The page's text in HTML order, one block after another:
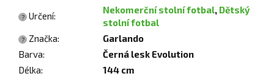
? Určení:
Nekomerční stolní fotbal, Dětský
stolní fotbal
? Značka:
Garlando
Barva:
Černá lesk Evolution
Délka:
144 cm